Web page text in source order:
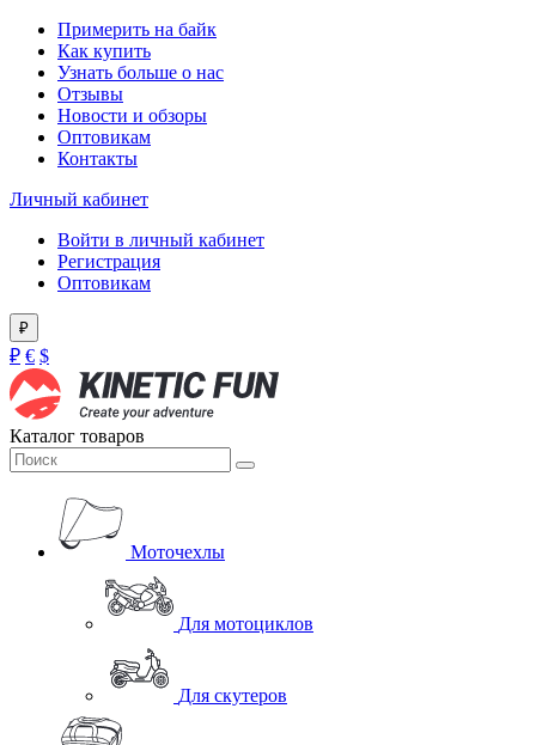
Примерить на байк
Как купить
Узнать больше о нас
Отзывы
Новости и обзоры
Оптовикам
Контакты
Личный кабинет
Войти в личный кабинет
Регистрация
Оптовикам
₽
₽ € $
Каталог товаров
Моточехлы
Для мотоциклов
Для скутеров